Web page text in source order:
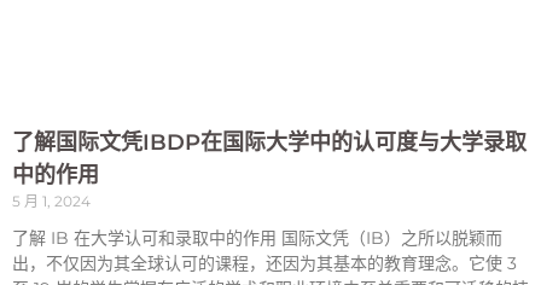
了解国际文凭IBDP在国际大学中的认可度与大学录取
中的作用
5 月 1, 2024
了解 IB 在大学认可和录取中的作用 国际文凭（IB）之所以脱颖而
出，不仅因为其全球认可的课程，还因为其基本的教育理念。它使 3